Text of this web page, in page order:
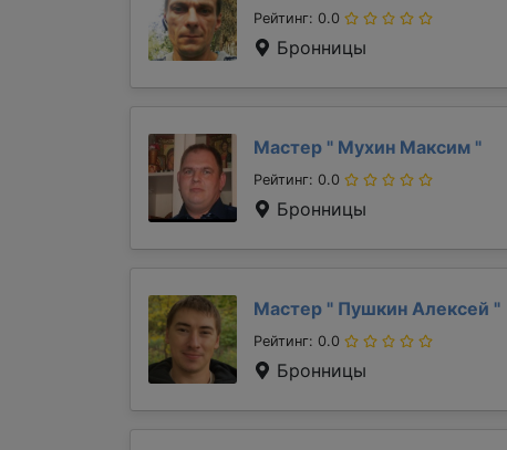
Рейтинг: 0.0
Бронницы
Мастер " Мухин Максим "
Рейтинг: 0.0
Бронницы
Мастер " Пушкин Алексей "
Рейтинг: 0.0
Бронницы